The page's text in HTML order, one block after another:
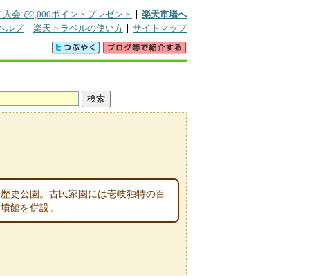
会で2,000ポイントプレゼント
楽天市場へ
ルプ 楽天トラベルの使い方 サイトマップ
史公園。古民家園には壱岐独特の百
館を併設。